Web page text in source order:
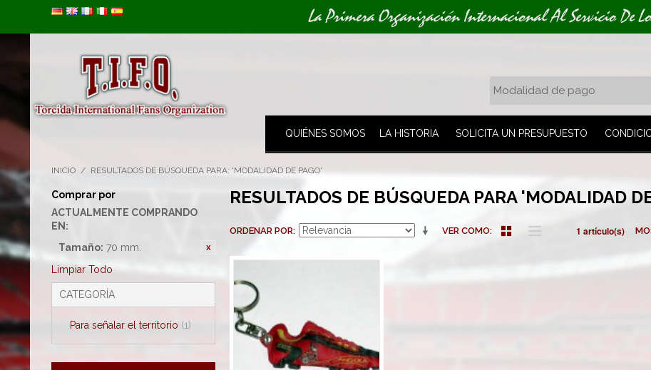
La Primera Organización Internacional Al Servicio De
QUIÉNES SOMOS LA HISTORIA SOLICITA UN PRESUPUESTO
INICIO / RESULTADOS DE BÚSQUEDA PARA: 'MODALIDAD DE PAGO'
Comprar por
ACTUALMENTE COMPRANDO
EN:
Tamaño: 70 mm.
Limpiar Todo
CATEGORÍA
Para señalar el territorio (1)
RESULTADOS DE BÚSQUEDA PARA 'MODALIDAD
VER COMO
ORDENAR POR 1 artículo(s)